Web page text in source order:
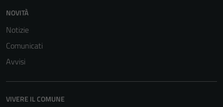
NOVITÀ
Notizie
Comunicati
Avvisi
VIVERE IL COMUNE